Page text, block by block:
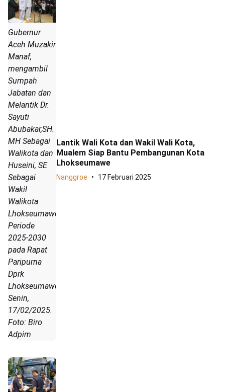
Gubernur
Aceh Muzakir
Manaf,
mengambil
Sumpah
Jabatan dan
Melantik Dr.
Sayuti
Abubakar,SH.
MH Sebagai
Walikota dan
Huseini, SE
Sebagai
Wakil
Walikota
Lhokseumawe
Periode
2025-2030
pada Rapat
Paripurna
Dprk
Lhokseumawe,
Senin,
17/02/2025.
Foto: Biro
Adpim
Lantik Wali Kota dan Wakil Wali Kota,
Mualem Siap Bantu Pembangunan Kota
Lhokseumawe
Nanggroe 17 Februari 2025